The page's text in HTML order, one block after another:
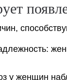
у женщин